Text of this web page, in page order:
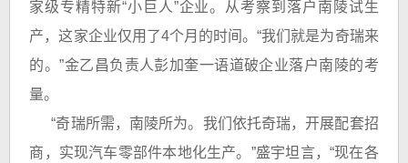
家级专精特新“小巨人”企业。从考察到落户南陵试生
产，这家企业仅用了4个月的时间。“我们就是为奇瑞来
的。”金乙昌负责人彭加奎一语道破企业落户南陵的考
量。
“奇瑞所需，南陵所为。我们依托奇瑞，开展配套招
商，实现汽车零部件本地化生产。”盛宇坦言，“现在各